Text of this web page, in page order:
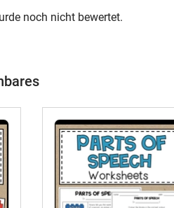
noch nicht bewertet.